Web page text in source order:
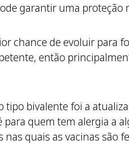
garantir uma proteção
chance de evoluir para
então
bivalente foi a
quem tem alergia a
quais as vacinas são